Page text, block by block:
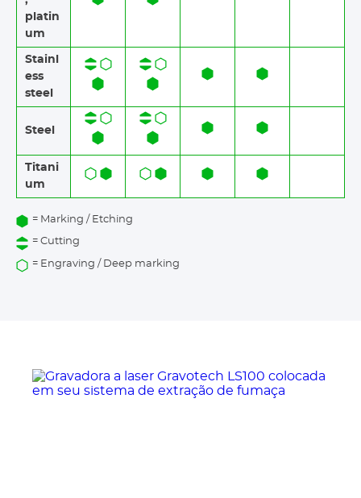
platin
um
Stainl
ess
steel​​
Steel
Titani
um
= Marking / Etching
= Cutting
= Engraving / Deep marking